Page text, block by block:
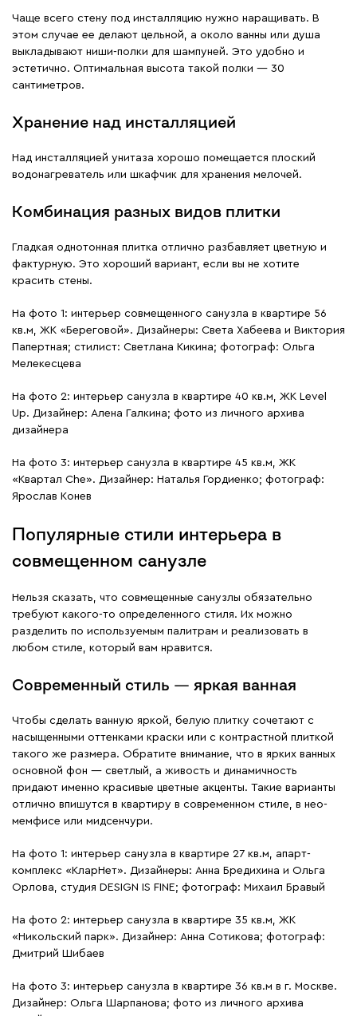
Чаще всего стену под инсталляцию нужно наращивать. В
этом случае ее делают цельной, а около ванны или душа
выкладывают ниши-полки для шампуней. Это удобно и
эстетично. Оптимальная высота такой полки — 30
сантиметров.
Хранение над инсталляцией
Над инсталляцией унитаза хорошо помещается плоский
водонагреватель или шкафчик для хранения мелочей.
Комбинация разных видов плитки
Гладкая однотонная плитка отлично разбавляет цветную и
фактурную. Это хороший вариант, если вы не хотите
красить стены.
На фото 1: интерьер совмещенного санузла в квартире 56
кв.м, ЖК «Береговой». Дизайнеры: Света Хабеева и Виктория
Папертная; стилист: Светлана Кикина; фотограф: Ольга
Мелекесцева
На фото 2: интерьер санузла в квартире 40 кв.м, ЖК Level
Up. Дизайнер: Алена Галкина; фото из личного архива
дизайнера
На фото 3: интерьер санузла в квартире 45 кв.м, ЖК
«Квартал Che». Дизайнер: Наталья Гордиенко; фотограф:
Ярослав Конев
Популярные стили интерьера в
совмещенном санузле
Нельзя сказать, что совмещенные санузлы обязательно
требуют какого-то определенного стиля. Их можно
разделить по используемым палитрам и реализовать в
любом стиле, который вам нравится.
Современный стиль — яркая ванная
Чтобы сделать ванную яркой, белую плитку сочетают с
насыщенными оттенками краски или с контрастной плиткой
такого же размера. Обратите внимание, что в ярких ванных
основной фон — светлый, а живость и динамичность
придают именно красивые цветные акценты. Такие варианты
отлично впишутся в квартиру в современном стиле, в нео-
мемфисе или мидсенчури.
На фото 1: интерьер санузла в квартире 27 кв.м, апарт-
комплекс «КларНет». Дизайнеры: Анна Бредихина и Ольга
Орлова, студия DESIGN IS FINE; фотограф: Михаил Бравый
На фото 2: интерьер санузла в квартире 35 кв.м, ЖК
«Никольский парк». Дизайнер: Анна Сотикова; фотограф:
Дмитрий Шибаев
На фото 3: интерьер санузла в квартире 36 кв.м в г. Москве.
Дизайнер: Ольга Шарпанова; фото из личного архива